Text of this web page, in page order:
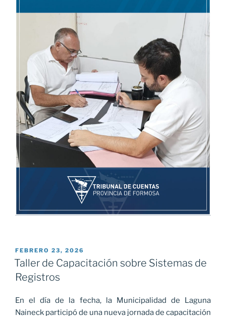
PUBLICADO
EL
FEBRERO 23, 2026
Taller de Capacitación sobre Sistemas de
Registros
En el día de la fecha, la Municipalidad de Laguna
Naineck participó de una nueva jornada de capacitación